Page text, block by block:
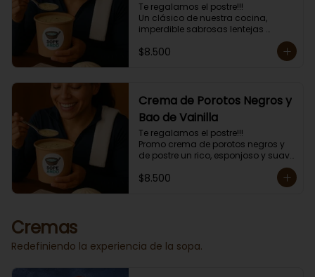
Te regalamos el postre!!!
Un clásico de nuestra cocina,
imperdible sabrosas lentejas
enteritas con carne y arroz mas el
postre un esponjoso Bao de
Porción individual lista para servir
de 400 grs.
$8.500
Crema de Porotos Negros y
Bao de Vainilla
Te regalamos el postre!!!
Promo crema de porotos negros y
de postre un rico, esponjoso y suave
Más topping a elección y mini
$8.500
Cremas
Redefiniendo la experiencia de la sopa.